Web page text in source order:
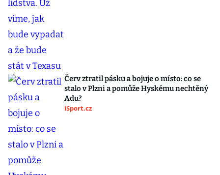
Červ ztratil pásku a bojuje o místo: co se
stalo v Plzni a pomůže Hyskému nechtěný
Adu?
iSport.cz